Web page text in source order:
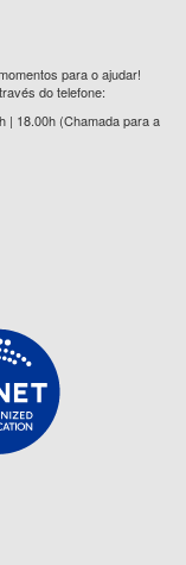
para o ajudar!
do telefone:
| 18.00h (Chamada para a